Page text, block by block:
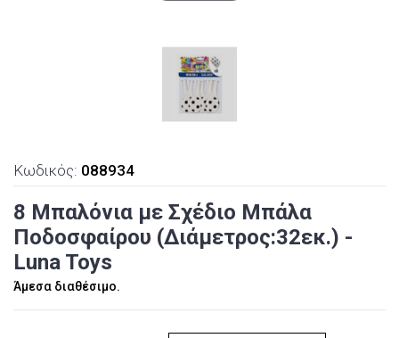
Κωδικός: 088934
8 Μπαλόνια με Σχέδιο Μπάλα
Ποδοσφαίρου (Διάμετρος:32εκ.) -
Luna Toys
Άμεσα διαθέσιμο.